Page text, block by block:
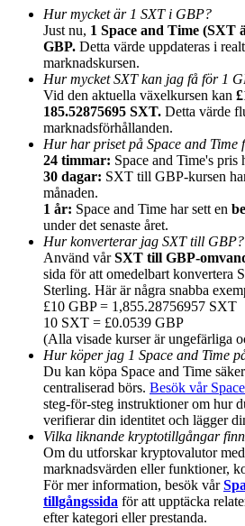
Hänvisning
Bjud in en vän för att få
BTC Welcome Rewards
BTC Welcome Rewards
Deposit & Trade BTC to Share
Deposit CASHCAT & Win
Hur mycket är 1 SXT i GBP?
Just nu, 1 Space and Time (SXT
GBP. Detta värde uppdateras i
marknadskursen.
Hur mycket SXT kan jag få för 1
Vid den aktuella växelkursen kan
185.52875695 SXT. Detta värde
marknadsförhållanden.
Hur har priset på Space and Time
24 timmar: Space and Time's pris
30 dagar: SXT till GBP-kursen
månaden.
1 år: Space and Time har sett en
under det senaste året.
Hur konverterar jag SXT till GBP?
Använd vårSXT till GBP-
sida för att omedelbart konvertera
Sterling. Här är några snabba
£10 GBP = 1,855.28756957 SXT
10 SXT = £0.0539 GBP
(Alla visade kurser är ungefärliga
Hur köper jag 1 Space and Time
Du kan köpa Space and Time
centraliserad börs. Besök vår
steg-för-steg instruktioner om hur
verifierar din identitet och lägger
Vilka liknande kryptotillgångar
Om du utforskar kryptovalutor
marknadsvärden eller funktioner,
För mer information, besök vår
tillgångssida för att upptäcka
efter kategori eller prestanda.